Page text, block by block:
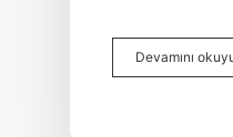
Devamını